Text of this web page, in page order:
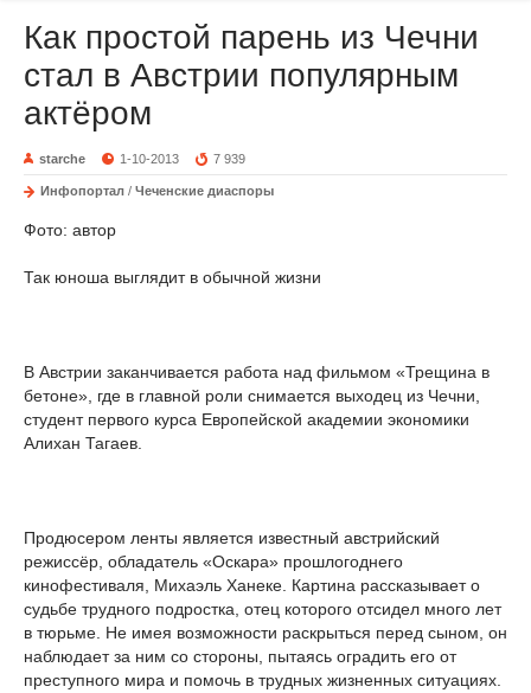
Как простой парень из Чечни
стал в Австрии популярным
актёром
starche 1-10-2013 7 939
Инфопортал / Чеченские диаспоры
Фото: автор
Так юноша выглядит в обычной жизни
В Австрии заканчивается работа над фильмом «Трещина в
бетоне», где в главной роли снимается выходец из Чечни,
студент первого курса Европейской академии экономики
Алихан Тагаев.
Продюсером ленты является известный австрийский
режиссёр, обладатель «Оскара» прошлогоднего
кинофестиваля, Михаэль Ханеке. Картина рассказывает о
судьбе трудного подростка, отец которого отсидел много лет
в тюрьме. Не имея возможности раскрыться перед сыном, он
наблюдает за ним со стороны, пытаясь оградить его от
преступного мира и помочь в трудных жизненных ситуациях.